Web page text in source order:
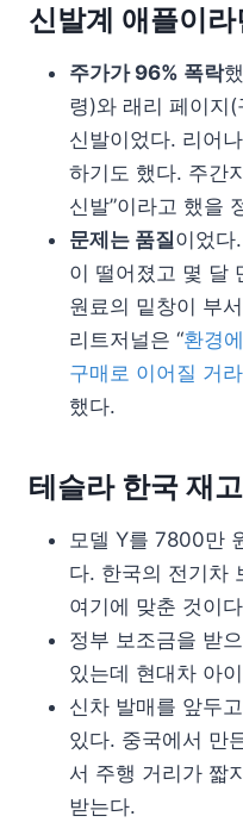
신발계 애플이
주가가 96% 폭락
령)와 래리 페이지
신발이었다. 리어
하기도 했다. 주간
신발”이라고 했을
문제는 품질이었다.
이 떨어졌고 몇 달
원료의 밑창이 부
리트저널은 “환경
구매로 이어질 거
했다.
테슬라 한국 재
모델 Y를 7800만
다. 한국의 전기차
여기에 맞춘 것이
정부 보조금을 받
있는데 현대차 아
신차 발매를 앞두
있다. 중국에서 만
서 주행 거리가 짧
받는다.